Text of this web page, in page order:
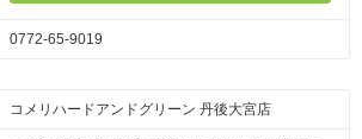
0772-65-9019
コメリハードアンドグリーン 丹後大宮店